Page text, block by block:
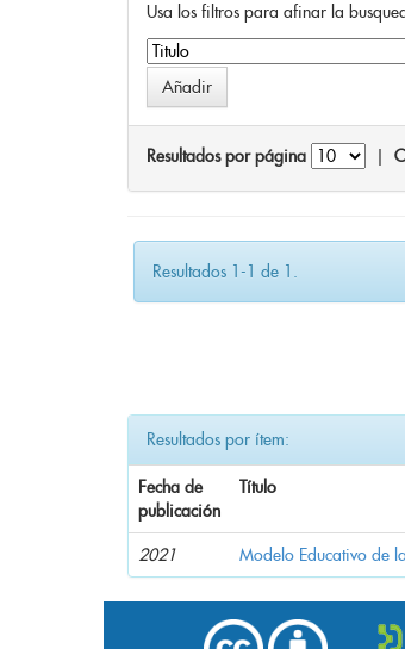
Usa los filtros para afinar la
Resultados por página
Resultados 1-1 de 1.
Resultados por ítem:
Fecha de
publicación
Título
2021 Modelo Educativo de